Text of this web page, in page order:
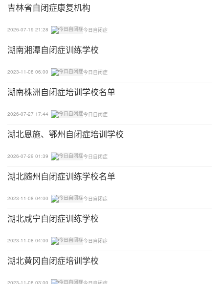
家长也需要反思，是不是我们下达的指令方式不正
确，所以孩子才听不懂呢？而我们家长又该如何从0
下达指令前，先获得孩子注意力
孩子的注意力不在家长身上，自然会对家长的话“左
一步。如何才能获得孩子的注意力？很简单，找到孩
子喜欢的玩具，孩子感兴趣的东西，都是吸引孩子注
保持对视交流
家长在孩子发出指令前，要吸引孩子的注意力，把孩
的孩子保持对视，让孩子能够看着你一字一句的发出
指令，并能观察你的动作，那么孩子就有可能完成指
吉林省自闭症康复机构
2026-07-19 21:28 今日自闭症
湖南湘潭自闭症训练学校
2023-11-08 06:00 今日自闭症
湖南株洲自闭症培训学校名单
2026-07-27 17:44 今日自闭症
湖北恩施、鄂州自闭症培训学校
2026-07-29 01:39 今日自闭症
湖北随州自闭症训练学校名单
2023-11-08 04:00 今日自闭症
湖北咸宁自闭症训练学校
2023-11-08 04:00 今日自闭症
湖北黄冈自闭症培训学校